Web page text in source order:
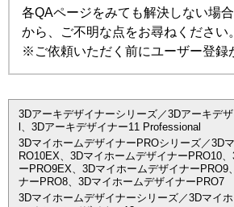
各QAページをみても解決しない場
から、ご不明な点をお尋ねください。
※ご依頼いただく前にユーザー登録
3Dアーキデザイナーシリーズ／3Dアーキデ
l、3Dアーキデザイナー11 Professional
3DマイホームデザイナーPROシリーズ／3D
RO10EX、3DマイホームデザイナーPRO10
ーPRO9EX、3DマイホームデザイナーPRO9
ナーPRO8、3DマイホームデザイナーPRO7
3Dマイホームデザイナーシリーズ／3Dマイ